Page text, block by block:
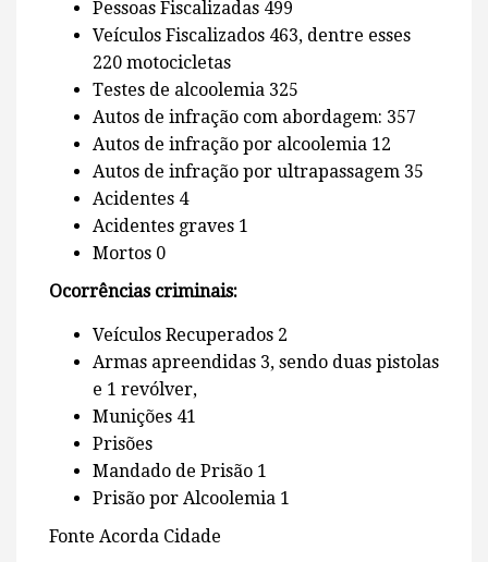
Pessoas Fiscalizadas 499
Veículos Fiscalizados 463, dentre esses
220 motocicletas
Testes de alcoolemia 325
Autos de infração com abordagem: 357
Autos de infração por alcoolemia 12
Autos de infração por ultrapassagem 35
Acidentes 4
Acidentes graves 1
Mortos 0
Ocorrências criminais:
Veículos Recuperados 2
Armas apreendidas 3, sendo duas pistolas
e 1 revólver,
Munições 41
Prisões
Mandado de Prisão 1
Prisão por Alcoolemia 1
Fonte Acorda Cidade